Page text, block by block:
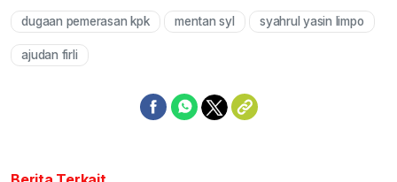
dugaan pemerasan kpk mentan syl syahrul yasin limpo
ajudan firli